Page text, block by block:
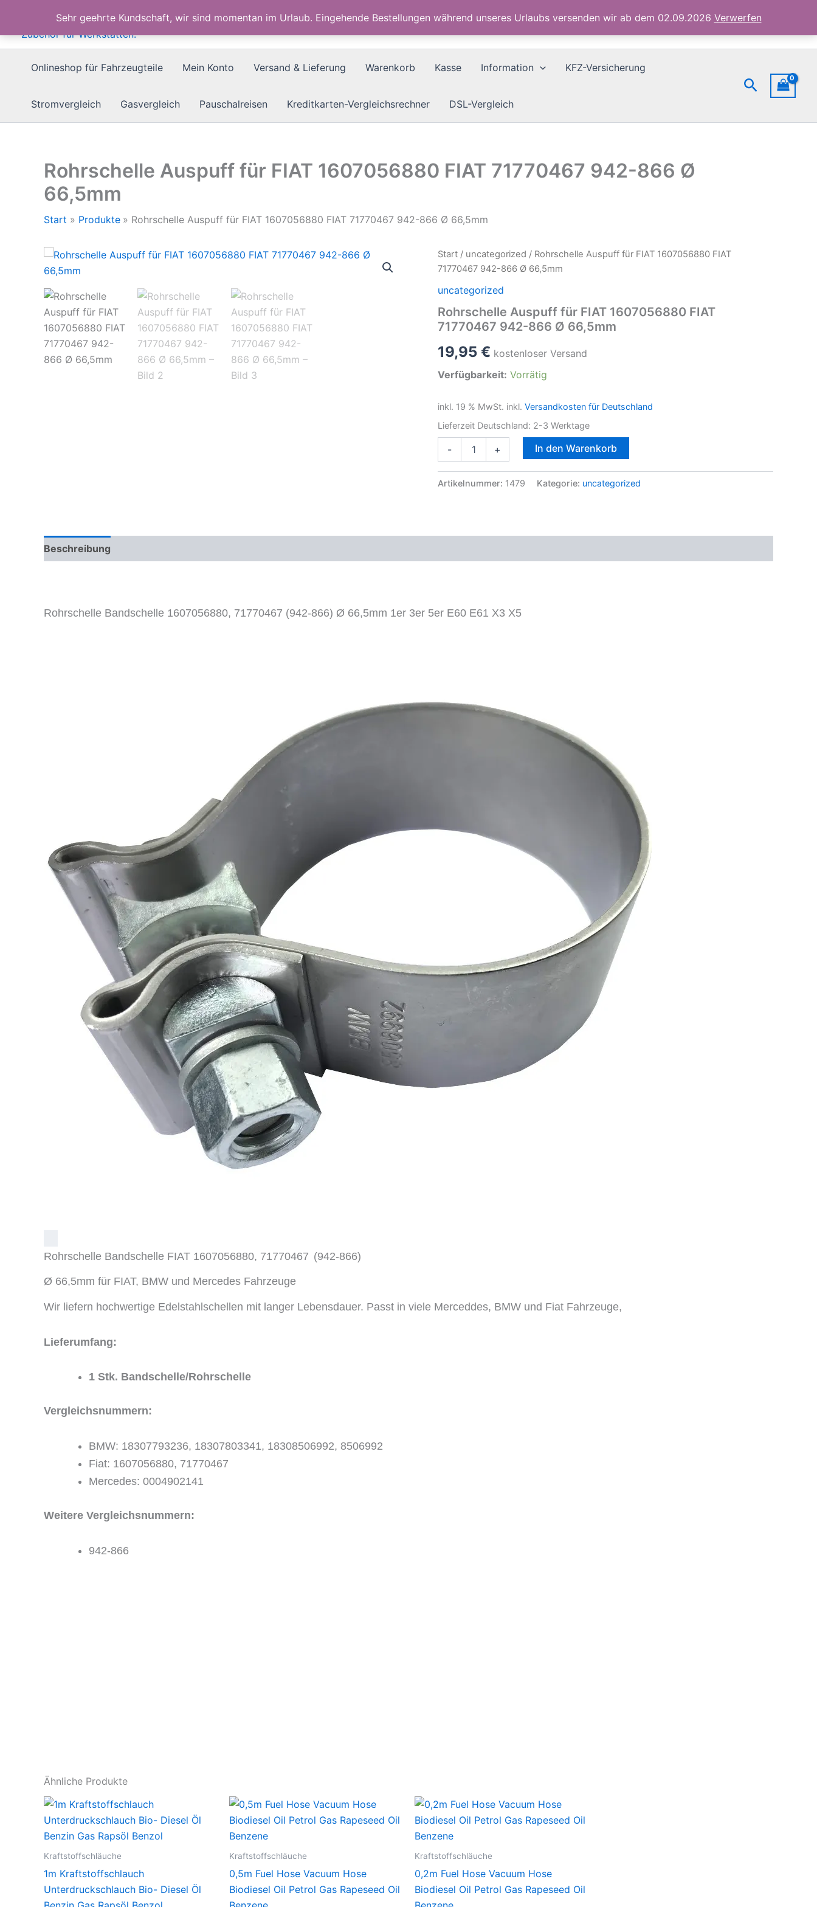
Sehr geehrte Kundschaft, wir sind momentan im Urlaub. Eingehende Bestellungen während unseres Urlaubs versenden wir ab dem 02.09.2026 Verwerfen
springen
Onlineshop für Fahrzeugteile Mein Konto Versand & Lieferung Warenkorb Kasse Information KFZ-Versicherung
Stromvergleich Gasvergleich Pauschalreisen Kreditkarten-Vergleichsrechner DSL-Vergleich
Suchen
Rohrschelle Auspuff für FIAT 1607056880 FIAT 71770467 942-866 Ø
66,5mm
Start Produkte Rohrschelle Auspuff für FIAT 1607056880 FIAT 71770467 942-866 Ø 66,5mm
Start / uncategorized / Rohrschelle Auspuff für FIAT 1607056880 FIAT
71770467 942-866 Ø 66,5mm
uncategorized
Rohrschelle Auspuff für FIAT 1607056880 FIAT
71770467 942-866 Ø 66,5mm
19,95 € kostenloser Versand
Verfügbarkeit: Vorrätig
inkl. 19 % MwSt. inkl. Versandkosten für Deutschland
Lieferzeit Deutschland: 2-3 Werktage
-
FIAT
66,5mm
+ In den Warenkorb
Artikelnummer: 1479 Kategorie: uncategorized
Beschreibung
Rohrschelle Bandschelle 1607056880, 71770467 (942-866) Ø 66,5mm 1er 3er 5er E60 E61 X3 X5
Rohrschelle Bandschelle FIAT 1607056880, 71770467 (942-866)
Ø 66,5mm für FIAT, BMW und Mercedes Fahrzeuge
Wir liefern hochwertige Edelstahlschellen mit langer Lebensdauer. Passt in viele Merceddes, BMW und Fiat Fahrzeuge,
Lieferumfang:
1 Stk. Bandschelle/Rohrschelle
Vergleichsnummern:
BMW: 18307793236, 18307803341, 18308506992, 8506992
Fiat: 1607056880, 71770467
Mercedes: 0004902141
Weitere Vergleichsnummern:
942-866
Ähnliche Produkte
Kraftstoffschläuche
1m Kraftstoffschlauch
Unterdruckschlauch Bio- Diesel Öl
Kraftstoffschläuche
0,5m Fuel Hose Vacuum Hose
Biodiesel Oil Petrol Gas Rapeseed Oil
Kraftstoffschläuche
0,2m Fuel Hose Vacuum Hose
Biodiesel Oil Petrol Gas Rapeseed Oil
71770467
942-
866
Ø
Menge